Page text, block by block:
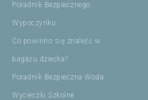
Poradnik Bezpiecznego
Wypoczynku
Co powinno się znaleźć w
bagażu dziecka?
Poradnik Bezpieczna Woda
Wycieczki Szkolne